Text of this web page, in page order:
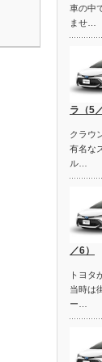
車の中
ませ…
ラ（5
クラウ
有名な
ル…
／6）
トヨタ
当時は
ー…